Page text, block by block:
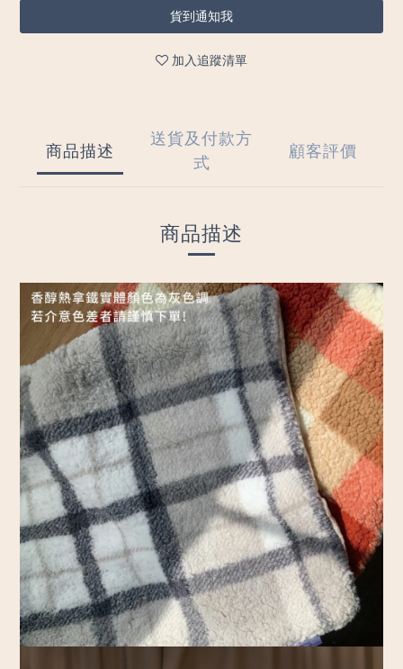
貨到通知我
加入追蹤清單
商品描述
送貨及付款方
式
顧客評價
商品描述